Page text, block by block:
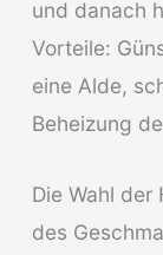
und danach
Vorteile:
eine Alde,
Beheizung
Die Wahl der
des